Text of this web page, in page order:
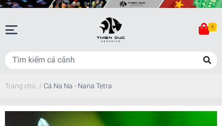
0
Trang chủ / Cá Na Na - Nana Tetra